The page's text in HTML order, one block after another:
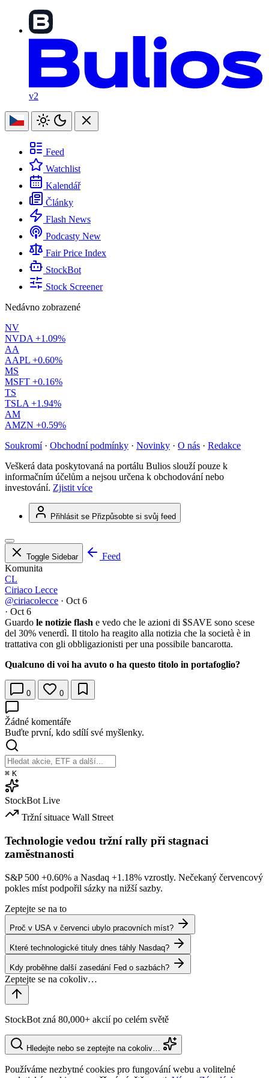
v2
Feed
Watchlist
Kalendář
Články
Flash News
Podcasty New
Fair Price Index
StockBot
Stock Screener
Nedávno zobrazené
NV
NVDA +1.09%
AA
AAPL +0.60%
MS
MSFT +0.16%
TS
TSLA +1.94%
AM
AMZN +0.59%
Soukromí · Obchodní podmínky · Novinky · O nás · Redakce
Veškerá data poskytovaná na portálu Bulios slouží pouze k
informačním účelům a nejsou určena k obchodování nebo
investování. Zjistit více
Přihlásit se Přizpůsobte si svůj feed
Toggle Sidebar
Feed
Komunita
CL
Ciriaco Lecce
@ciriacolecce · Oct 6
· Oct 6
Guardo le notizie flash e vedo che le azioni di $SAVE sono scese
del 30% venerdì. Il titolo ha reagito alla notizia che la società è in
trattativa con gli obbligazionisti per una possibile bancarotta.
Qualcuno di voi ha avuto o ha questo titolo in portafoglio?
0 0
Žádné komentáře
Buďte první, kdo sdílí své myšlenky.
⌘ K
StockBot Live
Tržní situace Wall Street
Technologie vedou tržní rally při stagnaci
zaměstnanosti
S&P 500 +0.60% a Nasdaq +1.18% vzrostly. Nečekaný červencový
pokles míst podpořil sázky na nižší sazby.
Zeptejte se na to
Proč v USA v červenci ubylo pracovních míst?
Které technologické tituly dnes táhly Nasdaq?
Kdy proběhne další zasedání Fed o sazbách?
StockBot zná 80,000+ akcií po celém světě
Hledejte nebo se zeptejte na cokoliv…
Používáme nezbytné cookies pro fungování webu a volitelné